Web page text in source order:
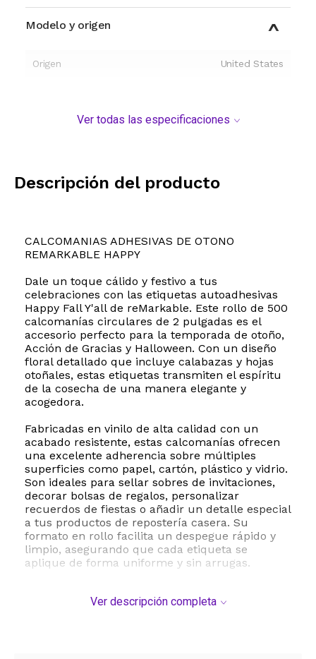
Modelo y origen
Origen United States
Ver todas las especificaciones
Descripción del producto
CALCOMANIAS ADHESIVAS DE OTONO
REMARKABLE HAPPY
Dale un toque cálido y festivo a tus
celebraciones con las etiquetas autoadhesivas
Happy Fall Y'all de reMarkable. Este rollo de 500
calcomanías circulares de 2 pulgadas es el
accesorio perfecto para la temporada de otoño,
Acción de Gracias y Halloween. Con un diseño
floral detallado que incluye calabazas y hojas
otoñales, estas etiquetas transmiten el espíritu
de la cosecha de una manera elegante y
acogedora.
Fabricadas en vinilo de alta calidad con un
acabado resistente, estas calcomanías ofrecen
una excelente adherencia sobre múltiples
superficies como papel, cartón, plástico y vidrio.
Son ideales para sellar sobres de invitaciones,
decorar bolsas de regalos, personalizar
recuerdos de fiestas o añadir un detalle especial
a tus productos de repostería casera. Su
formato en rollo facilita un despegue rápido y
limpio, asegurando que cada etiqueta se
aplique de forma uniforme y sin arrugas.
familiar de Acción de Gracias, preparando
Ver descripción completa